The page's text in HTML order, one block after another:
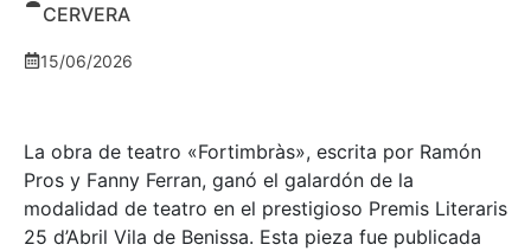
CERVERA
15/06/2026
La obra de teatro «Fortimbràs», escrita por Ramón
Pros y Fanny Ferran, ganó el galardón de la
modalidad de teatro en el prestigioso Premis Literaris
25 d’Abril Vila de Benissa. Esta pieza fue publicada